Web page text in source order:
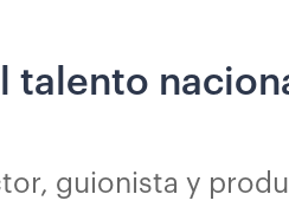
talento
guionista y